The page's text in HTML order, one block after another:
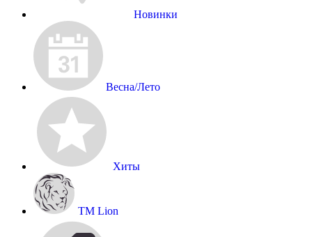
Новинки
Весна/Лето
Хиты
TM Lion